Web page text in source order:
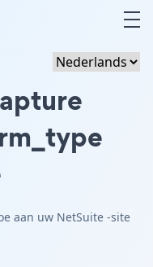
aan uw NetSuite -site